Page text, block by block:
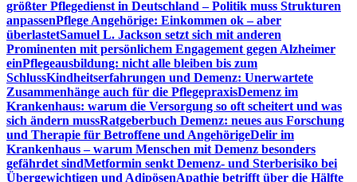
größter Pflegedienst in Deutschland – Politik muss Strukturen
anpassenPflege Angehörige: Einkommen ok – aber
überlastetSamuel L. Jackson setzt sich mit anderen
Prominenten mit persönlichem Engagement gegen Alzheimer
einPflegeausbildung: nicht alle bleiben bis zum
SchlussKindheitserfahrungen und Demenz: Unerwartete
Zusammenhänge auch für die PflegepraxisDemenz im
Krankenhaus: warum die Versorgung so oft scheitert und was
sich ändern mussRatgeberbuch Demenz: neues aus Forschung
und Therapie für Betroffene und AngehörigeDelir im
Krankenhaus – warum Menschen mit Demenz besonders
gefährdet sindMetformin senkt Demenz- und Sterberisiko bei
Übergewichtigen und AdipösenApathie betrifft über die Hälfte